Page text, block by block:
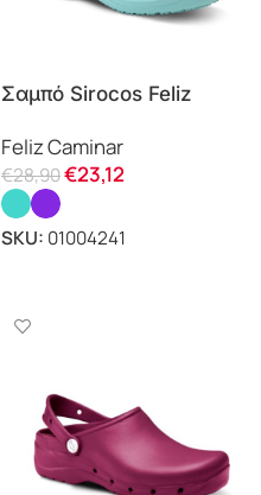
Σαμπό Sirocos Feliz
Feliz Caminar
€28,90€23,12
SKU: 01004241